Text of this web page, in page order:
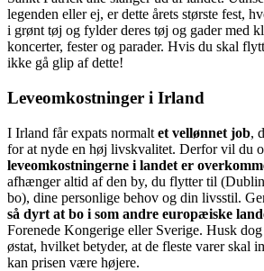
legenden eller ej, er dette årets største fest,
i grønt tøj og fylder deres tøj og gader med
koncerter, fester og parader. Hvis du skal
ikke gå glip af dette!
Leveomkostninger i Irland
I Irland får expats normalt et vellønnet job,
for at nyde en høj livskvalitet. Derfor vil du
leveomkostningerne i landet er
afhænger altid af den by, du flytter til (Dublin
bo), dine personlige behov og din livsstil.
så dyrt at bo i som andre europæiske
Forenede Kongerige eller Sverige. Husk
østat, hvilket betyder, at de fleste varer skal
kan prisen være højere.